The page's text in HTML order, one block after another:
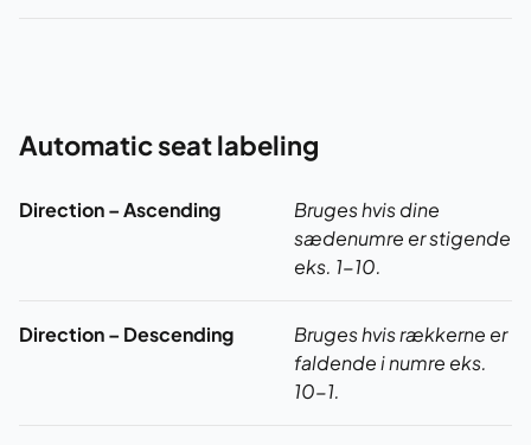
Automatic seat labeling
Direction – Ascending
Bruges hvis dine
sædenumre er stigende
eks. 1-10.
Direction – Descending
Bruges hvis rækkerne er
faldende i numre eks.
10-1.